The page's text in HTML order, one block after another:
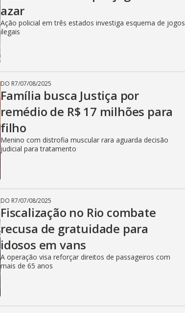
azar
Ação policial em três estados investiga esquema de jogos
ilegais
DO R7/07/08/2025
Família busca Justiça por
remédio de R$ 17 milhões para
filho
Menino com distrofia muscular rara aguarda decisão
judicial para tratamento
DO R7/07/08/2025
Fiscalização no Rio combate
recusa de gratuidade para
idosos em vans
A operação visa reforçar direitos de passageiros com
mais de 65 anos